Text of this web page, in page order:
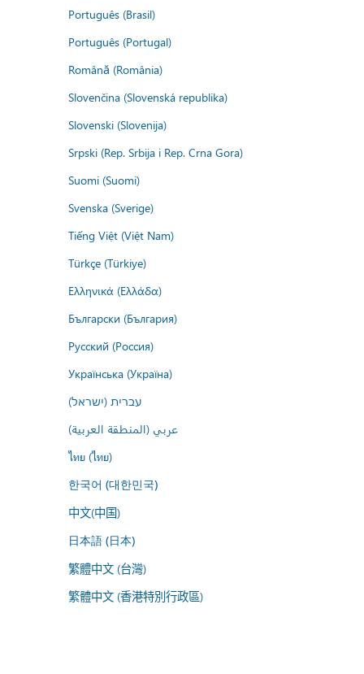
Português (Brasil)
Português (Portugal)
Română (România)
Slovenčina (Slovenská republika)
Slovenski (Slovenija)
Srpski (Rep. Srbija i Rep. Crna Gora)
Suomi (Suomi)
Svenska (Sverige)
Tiếng Việt (Việt Nam)
Türkçe (Türkiye)
Ελληνικά (Ελλάδα)
Български (България)
Русский (Россия)
Українська (Україна)
עברית (ישראל)
عربي (المنطقة العربية)
ไทย (ไทย)
한국어 (대한민국)
中文(中国)
日本語 (日本)
繁體中文 (台灣)
繁體中文 (香港特別行政區)